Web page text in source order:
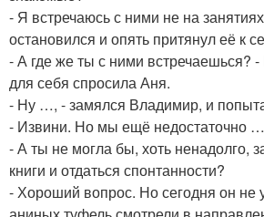
- Я встречаюсь с ними не на
остановился и опять притянул её к
- А где же ты с ними встречаешься?
для себя спросила Аня.
- Ну …, - замялся Владимир, и
- Извини. Но мы ещё недостаточно
- А ты не могла бы, хоть ненадолго,
книги и отдаться спонтанности?
- Хороший вопрос. Но сегодня он не